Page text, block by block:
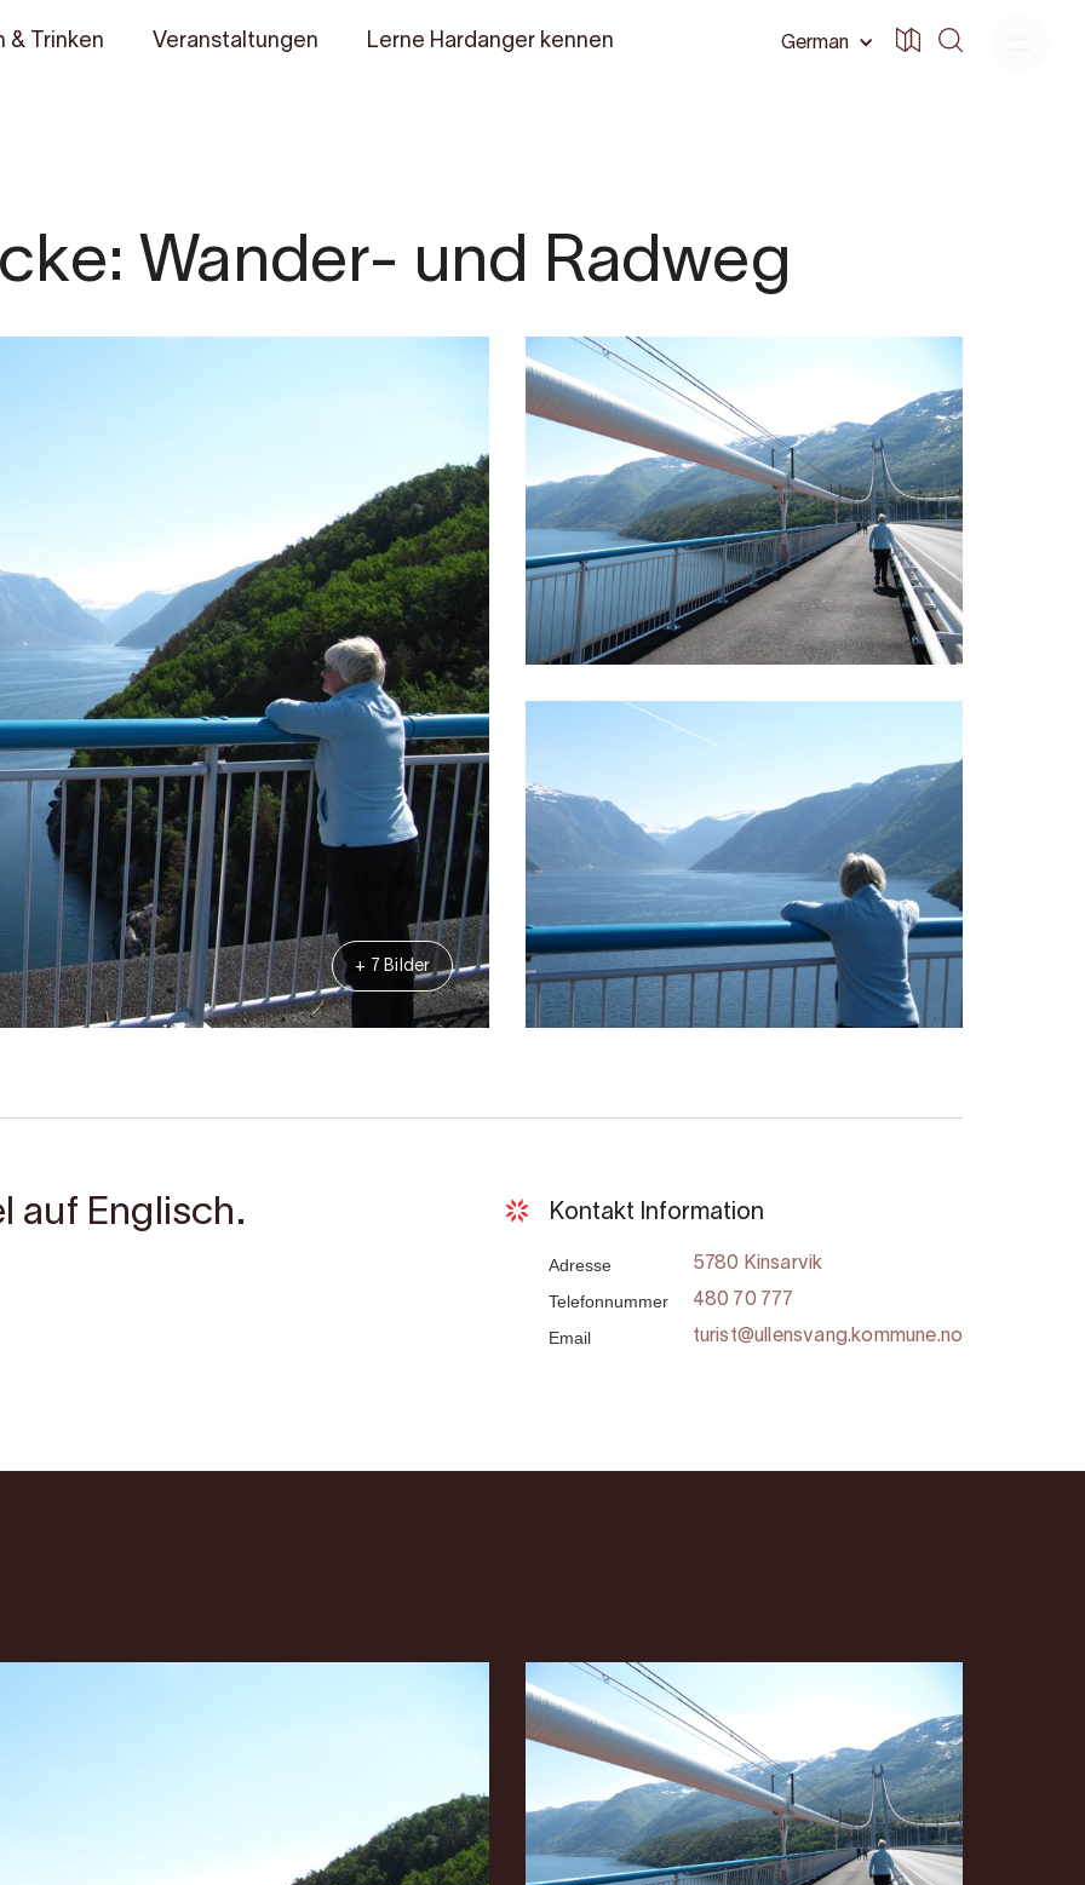
German
& Trinken Veranstaltungen Lerne Hardanger kennen
Wander- und Radweg
+ 7 Bilder
auf Englisch. Kontakt Information
Adresse 5780 Kinsarvik
Telefonnummer 480 70 777
Email turist@ullensvang.kommune.no